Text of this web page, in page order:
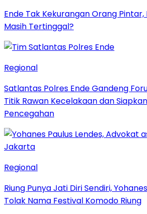
Ende Tak Kekurangan Orang
Masih Tertinggal?
Regional
Satlantas Polres Ende Gandeng
Titik Rawan Kecelakaan dan
Pencegahan
Regional
Riung Punya Jati Diri Sendiri,
Tolak Nama Festival Komodo Riung